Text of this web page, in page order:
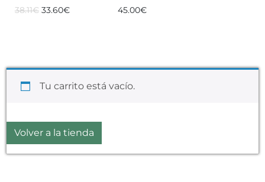
38.11€ 33.60€ 45.00€
Tu carrito está vacío.
Volver a la tienda